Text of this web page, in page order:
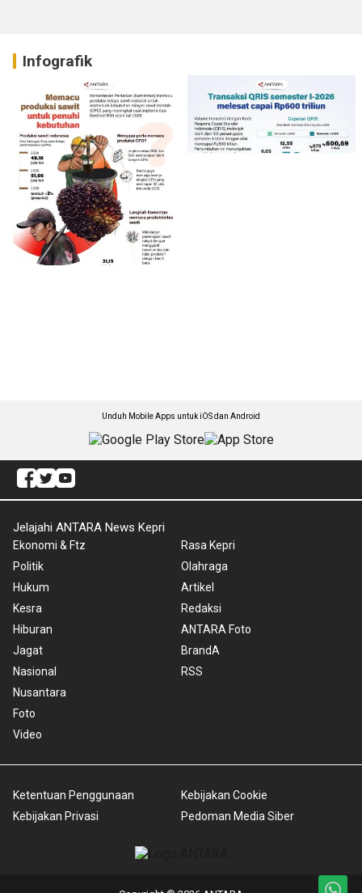
Infografik
Unduh Mobile Apps untuk iOS dan Android
Jelajahi ANTARA News Kepri
Ekonomi & Ftz
Politik
Hukum
Kesra
Hiburan
Jagat
Nasional
Nusantara
Foto
Video
Rasa Kepri
Olahraga
Artikel
Redaksi
ANTARA Foto
BrandA
RSS
Ketentuan Penggunaan
Kebijakan Privasi
Kebijakan Cookie
Pedoman Media Siber